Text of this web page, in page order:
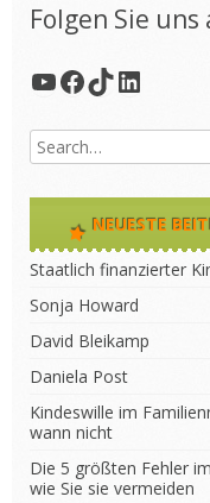
Folgen Sie
YouTube
Facebook
TikTok
LinkedIn
NEUESTE
Staatlich finanzierter
Sonja Howard
David Bleikamp
Daniela Post
Kindeswille im
wann nicht
Die 5 größten Fehler
wie Sie sie vermeiden